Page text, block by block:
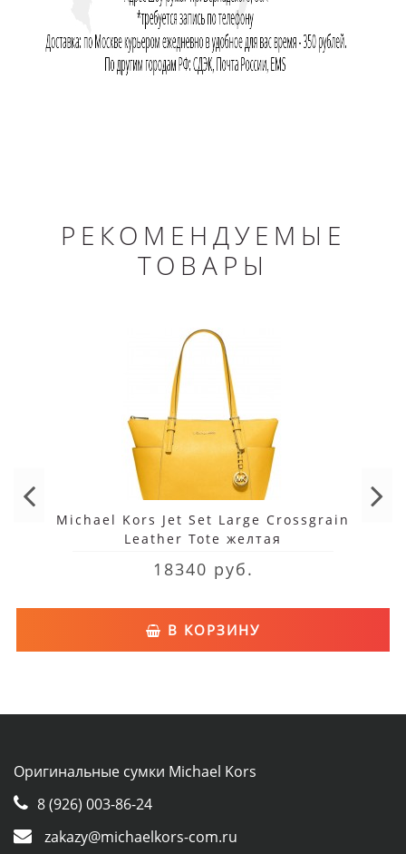
РЕКОМЕНДУЕМЫЕ
ТОВАРЫ
Michael Kors Jet Set Large Crossgrain
Leather Tote желтая
18340 руб.
В КОРЗИНУ
Оригинальные сумки Michael Kors
8 (926) 003-86-24
zakazy@michaelkors-com.ru